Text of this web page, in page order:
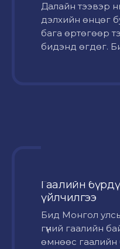
Далайн тээвэр
дэлхийн өнцөг
бага өртөгөөр
бидэнд өгдөг.
Гаалийн
үйлчилгээ
Бид Монгол
гүний гаалийн
өмнөөс гаалийн